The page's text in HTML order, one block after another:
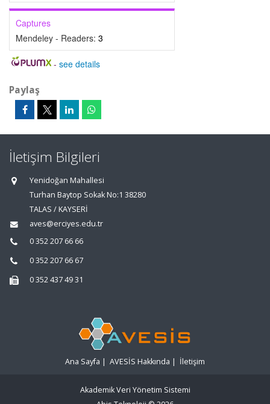
Captures
Mendeley - Readers: 3
- see details
Paylaş
İletişim Bilgileri
Yenidoğan Mahallesi
Turhan Baytop Sokak No:1 38280
TALAS / KAYSERİ
aves@erciyes.edu.tr
0 352 207 66 66
0 352 207 66 67
0 352 437 49 31
Ana Sayfa | AVESİS Hakkında | İletişim
Akademik Veri Yönetim Sistemi